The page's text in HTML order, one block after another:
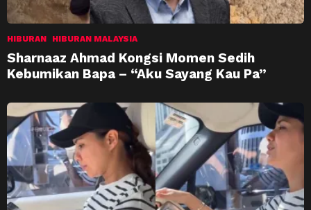
HIBURAN HIBURAN MALAYSIA
Sharnaaz Ahmad Kongsi Momen Sedih
Kebumikan Bapa – “Aku Sayang Kau Pa”